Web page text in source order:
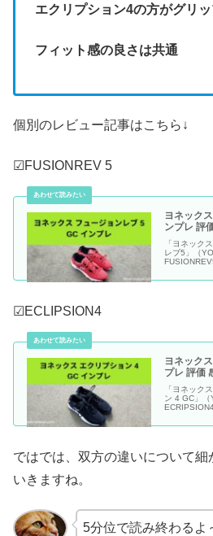
エクリプション4の方がグリ
フィット感の良さは共通
個別のレビュー記事はこちら↓
☑FUSIONREV 5
ヨネック
ンプレ 評
「ヨネック
レブ5」（
☑ECLIPSION4
ヨネック
プレ 評価
「ヨネック
ン 4 GC」
ではでは、双方の違いについて
いきますね。
5分位で読み終わるよ